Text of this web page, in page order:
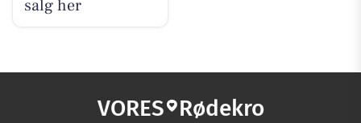
salg her
VORES Rødekro